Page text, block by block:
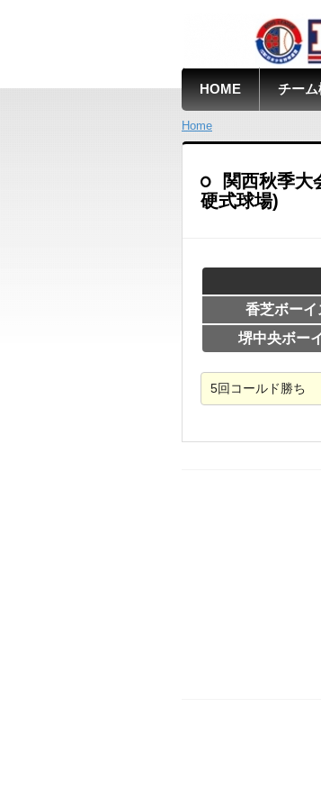
HOME チーム
Home
関西秋季
硬式球場)
香芝ボーイ
堺中央ボー
5回コールド勝ち